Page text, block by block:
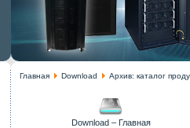
Главная Download Архив: каталог
Download – Главная